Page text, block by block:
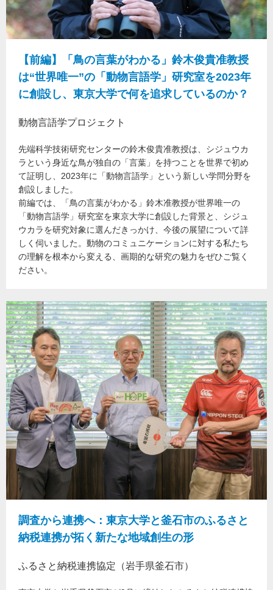
【前編】「鳥の言葉がわかる」鈴木俊貴准教授
は“世界唯一”の「動物言語学」研究室を2023年
に創設し、東京大学で何を追求しているのか？
動物言語学プロジェクト
先端科学技術研究センターの鈴木俊貴准教授は、シジュウカ
ラという身近な鳥が独自の「言葉」を持つことを世界で初め
て証明し、2023年に「動物言語学」という新しい学問分野を
創設しました。
前編では、「鳥の言葉がわかる」鈴木准教授が世界唯一の
「動物言語学」研究室を東京大学に創設した背景と、シジュ
ウカラを研究対象に選んだきっかけ、今後の展望について詳
しく伺いました。動物のコミュニケーションに対する私たち
の理解を根本から変える、画期的な研究の魅力をぜひご覧く
ださい。
調査から連携へ：東京大学と釜石市のふるさと
納税連携が拓く新たな地域創生の形
ふるさと納税連携協定（岩手県釜石市）